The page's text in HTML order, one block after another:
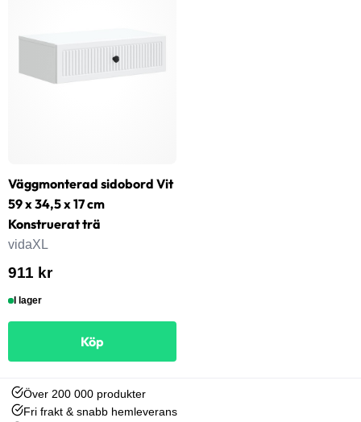
Väggmonterad sidobord Vit
59 x 34,5 x 17 cm
Konstruerat trä
vidaXL
911 kr
I lager
Köp
Över 200 000 produkter
Fri frakt & snabb hemleverans